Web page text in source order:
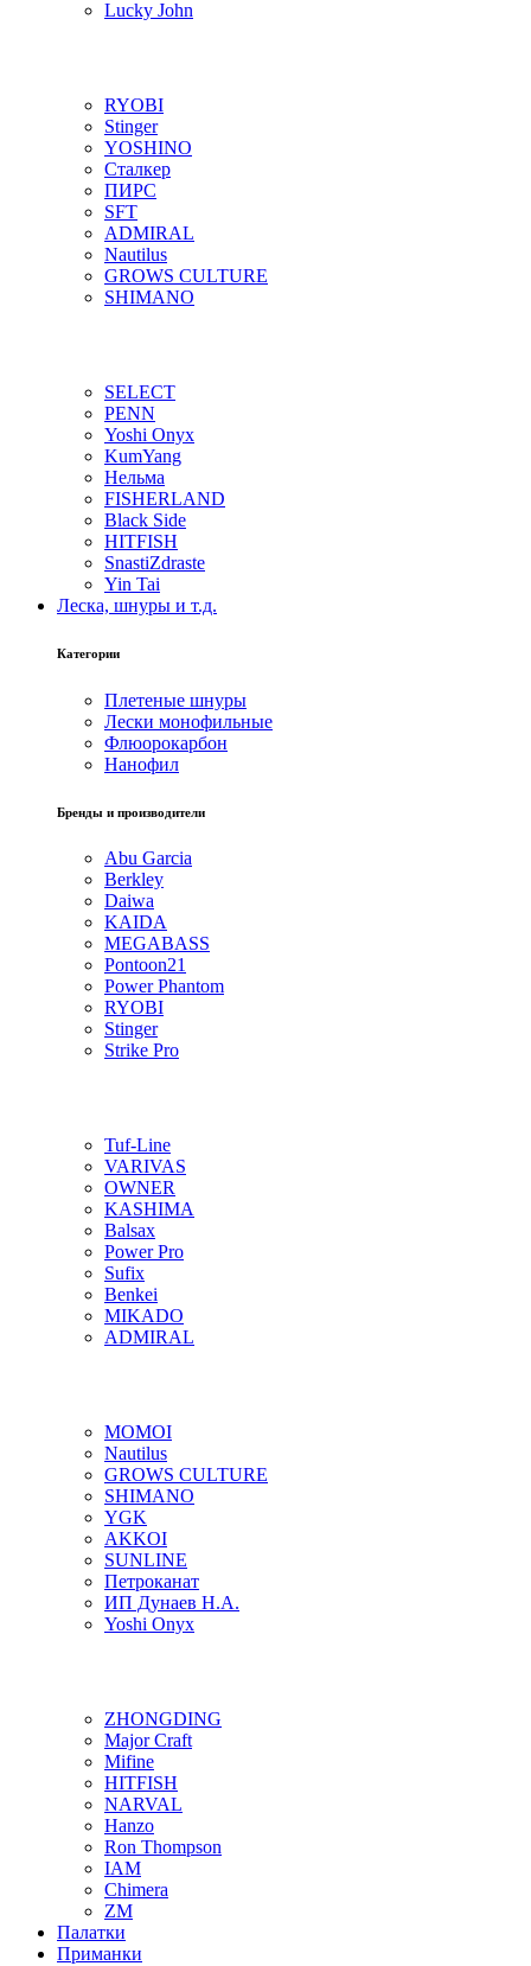
Lucky John
RYOBI
Stinger
YOSHINO
Сталкер
ПИРС
SFT
ADMIRAL
Nautilus
GROWS CULTURE
SHIMANO
SELECT
PENN
Yoshi Onyx
KumYang
Нельма
FISHERLAND
Black Side
HITFISH
SnastiZdraste
Yin Tai
Леска, шнуры и т.д.
Категории
Плетеные шнуры
Лески монофильные
Флюорокарбон
Нанофил
Бренды и производители
Abu Garcia
Berkley
Daiwa
KAIDA
MEGABASS
Pontoon21
Power Phantom
RYOBI
Stinger
Strike Pro
Tuf-Line
VARIVAS
OWNER
KASHIMA
Balsax
Power Pro
Sufix
Benkei
MIKADO
ADMIRAL
MOMOI
Nautilus
GROWS CULTURE
SHIMANO
YGK
AKKOI
SUNLINE
Петроканат
ИП Дунаев Н.А.
Yoshi Onyx
ZHONGDING
Major Craft
Mifine
HITFISH
NARVAL
Hanzo
Ron Thompson
IAM
Chimera
ZM
Палатки
Приманки